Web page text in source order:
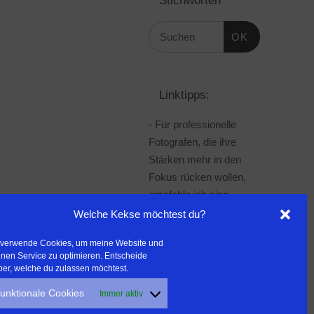
Welche Kekse möchtest du?
verwende Cookies, um meine Website und
Service zu optimieren. Entscheide
welche du zulassen möchtest.
Cookies Immer aktiv
OK
Linktipps:
- Für professionelle
Fotografen, die ihre
Stärken mehr in den
Fokus rücken wollen,
empfehle ich eine
Beratung durch Frau
Wanderfreak.de